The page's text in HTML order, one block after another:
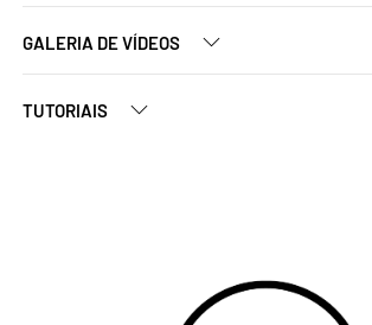
GALERIA DE VÍDEOS
TUTORIAIS